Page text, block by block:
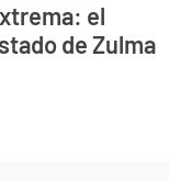
el
de Zulma